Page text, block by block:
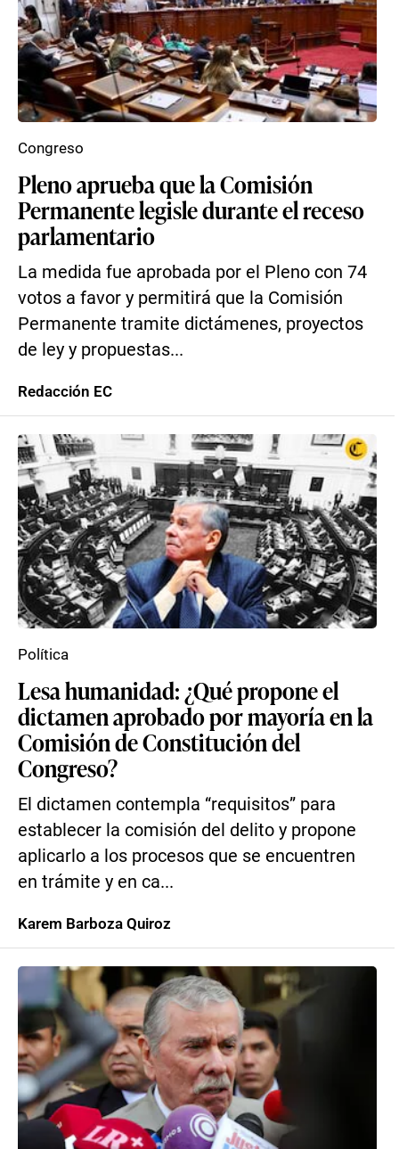
Pleno aprueba que la Comisión
Permanente legisle durante el receso
parlamentario
La medida fue aprobada por el Pleno con 74
votos a favor y permitirá que la Comisión
Permanente tramite dictámenes, proyectos
de ley y propuestas...
Congreso
Redacción EC
Lesa humanidad: ¿Qué propone el
dictamen aprobado por mayoría en la
Comisión de Constitución del
Congreso?
El dictamen contempla “requisitos” para
establecer la comisión del delito y propone
aplicarlo a los procesos que se encuentren
en trámite y en ca...
Política
Karem Barboza Quiroz